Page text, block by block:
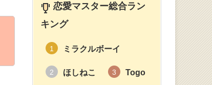
恋愛マスター総合ラン
キング
1 ミラクルボーイ
2 ほしねこ 3 Togo